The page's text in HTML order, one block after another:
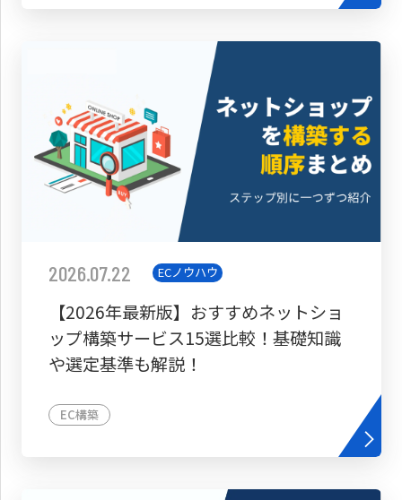
2026.07.22 ECノウハウ
【2026年最新版】おすすめネットショ
ップ構築サービス15選比較！基礎知識
や選定基準も解説！
EC構築